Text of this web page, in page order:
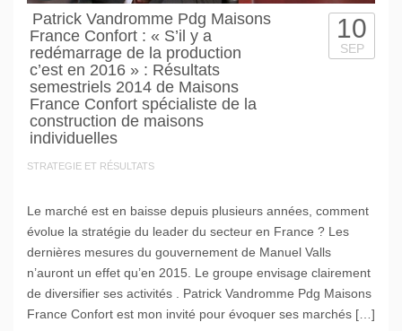
Patrick Vandromme Pdg Maisons
France Confort : « S’il y a
redémarrage de la production
c’est en 2016 » : Résultats
semestriels 2014 de Maisons
France Confort spécialiste de la
construction de maisons
individuelles
STRATEGIE ET RÉSULTATS
10
SEP
Le marché est en baisse depuis plusieurs années, comment
évolue la stratégie du leader du secteur en France ? Les
dernières mesures du gouvernement de Manuel Valls
n’auront un effet qu’en 2015. Le groupe envisage clairement
de diversifier ses activités . Patrick Vandromme Pdg Maisons
France Confort est mon invité pour évoquer ses marchés […]